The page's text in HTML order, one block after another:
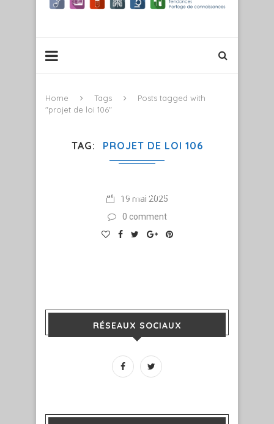
Home Tags
Posts tagged with
"projet de loi 106"
TAG
PROJET DE LOI 106
CHANGEMENT !
19 mai 2025
0 comment
RÉSEAUX SOCIAUX